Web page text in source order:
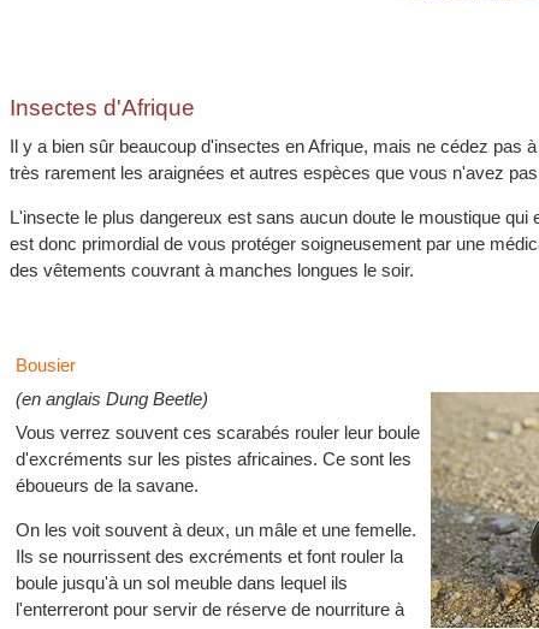
Insectes d'Afrique
Il y a bien sûr beaucoup d'insectes en Afrique, mais ne cédez pas
très rarement les araignées et autres espèces que vous n'avez
L'insecte le plus dangereux est sans aucun doute le moustique qui
est donc primordial de vous protéger soigneusement par une
des vêtements couvrant à manches longues le soir.
Bousier
(en anglais Dung Beetle)
Vous verrez souvent ces scarabés rouler leur boule
d'excréments sur les pistes africaines. Ce sont les
éboueurs de la savane.
On les voit souvent à deux, un mâle et une femelle.
Ils se nourrissent des excréments et font rouler la
boule jusqu'à un sol meuble dans lequel ils
l'enterreront pour servir de réserve de nourriture à